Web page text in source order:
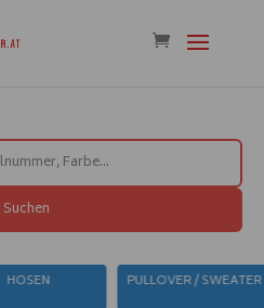
Suchen
HOSEN PULLOVER / SWEATER